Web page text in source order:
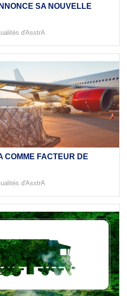
SA NOUVELLE
d'AsstrA
COMME FACTEUR DE
d'AsstrA